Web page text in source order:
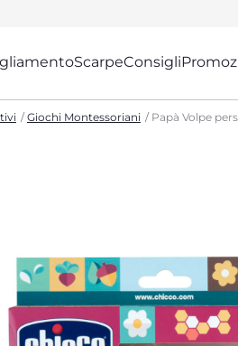
ScarpeConsigli
Giochi Montessoriani Papà Volpe